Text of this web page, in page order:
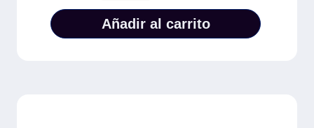
Añadir al carrito